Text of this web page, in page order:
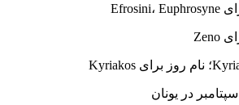
در یونان